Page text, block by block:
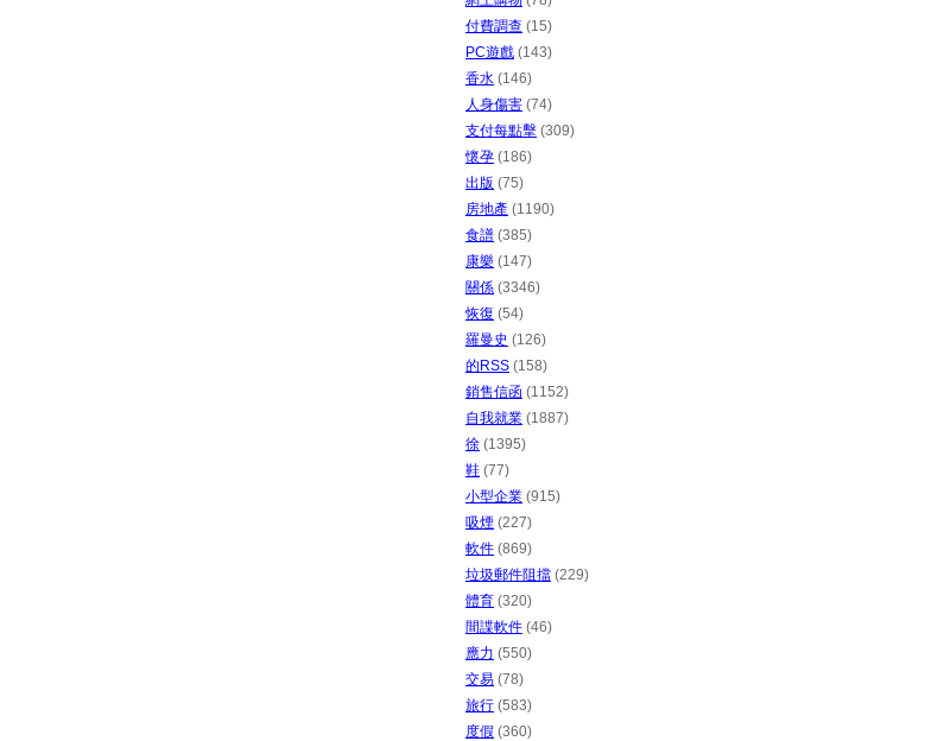
付費調查 (15)
PC遊戲 (143)
香水 (146)
人身傷害 (74)
支付每點擊 (309)
懷孕 (186)
出版 (75)
房地產 (1190)
食譜 (385)
康樂 (147)
關係 (3346)
恢復 (54)
羅曼史 (126)
的RSS (158)
銷售信函 (1152)
自我就業 (1887)
徐 (1395)
鞋 (77)
小型企業 (915)
吸煙 (227)
軟件 (869)
垃圾郵件阻擋 (229)
體育 (320)
間諜軟件 (46)
應力 (550)
交易 (78)
旅行 (583)
度假 (360)